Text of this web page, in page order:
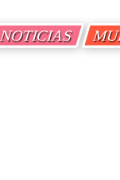
NOTICIAS